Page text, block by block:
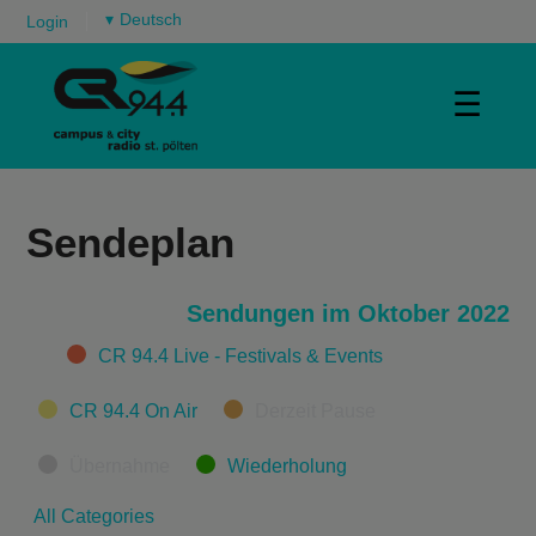
Login ▾
☰
Sendeplan
Sendungen im Oktober 2022
CategoriesCR 94.4 Live - Festivals & Events
CR 94.4 On Air
Wiederholung
All Categories